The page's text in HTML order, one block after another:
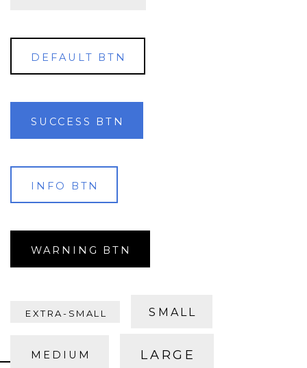
DEFAULT BTN
SUCCESS BTN
INFO BTN
WARNING BTN
EXTRA-SMALL SMALL
MEDIUM LARGE